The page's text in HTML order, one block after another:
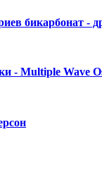
бикарбонат -
- Multiple Wave